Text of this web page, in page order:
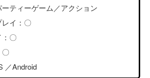
ティーゲーム／アクション
イ：〇
：〇
〇
／Android